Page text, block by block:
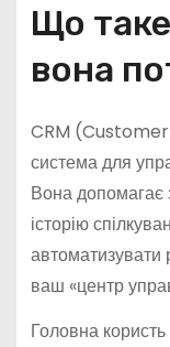
Що таке
вона
CRM
система для
Вона допомагає
історію
ваш «центр
Головна